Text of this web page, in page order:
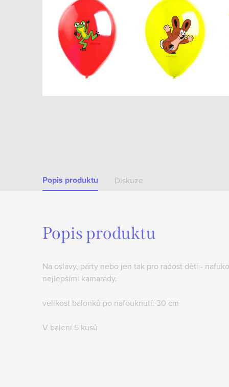
Popis produktu Diskuze
Popis produktu
Na oslavy, párty nebo jen tak pro radost dětí -
nejlepšími kamarády.
velikost balonků po nafouknutí: 30 cm
V balení 5 kusů